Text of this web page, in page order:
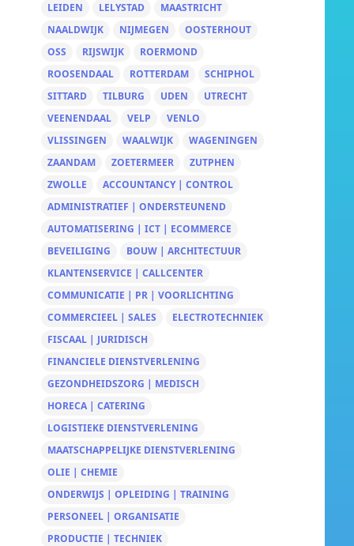
LEIDEN
LELYSTAD
MAASTRICHT
NAALDWIJK
NIJMEGEN
OOSTERHOUT
OSS
RIJSWIJK
ROERMOND
ROOSENDAAL
ROTTERDAM
SCHIPHOL
SITTARD
TILBURG UDEN
UTRECHT
VEENENDAAL
VELP
VENLO
VLISSINGEN
WAALWIJK
WAGENINGEN
ZAANDAM
ZOETERMEER
ZUTPHEN
ZWOLLE
ACCOUNTANCY | CONTROL
ADMINISTRATIEF | ONDERSTEUNEND
AUTOMATISERING | ICT | ECOMMERCE
BEVEILIGING
BOUW | ARCHITECTUUR
KLANTENSERVICE | CALLCENTER
COMMUNICATIE | PR | VOORLICHTING
COMMERCIEEL | SALES
ELECTROTECHNIEK
FISCAAL | JURIDISCH
FINANCIELE DIENSTVERLENING
GEZONDHEIDSZORG | MEDISCH
HORECA | CATERING
LOGISTIEKE DIENSTVERLENING
MAATSCHAPPELIJKE DIENSTVERLENING
OLIE | CHEMIE
ONDERWIJS | OPLEIDING | TRAINING
PERSONEEL | ORGANISATIE
PRODUCTIE | TECHNIEK